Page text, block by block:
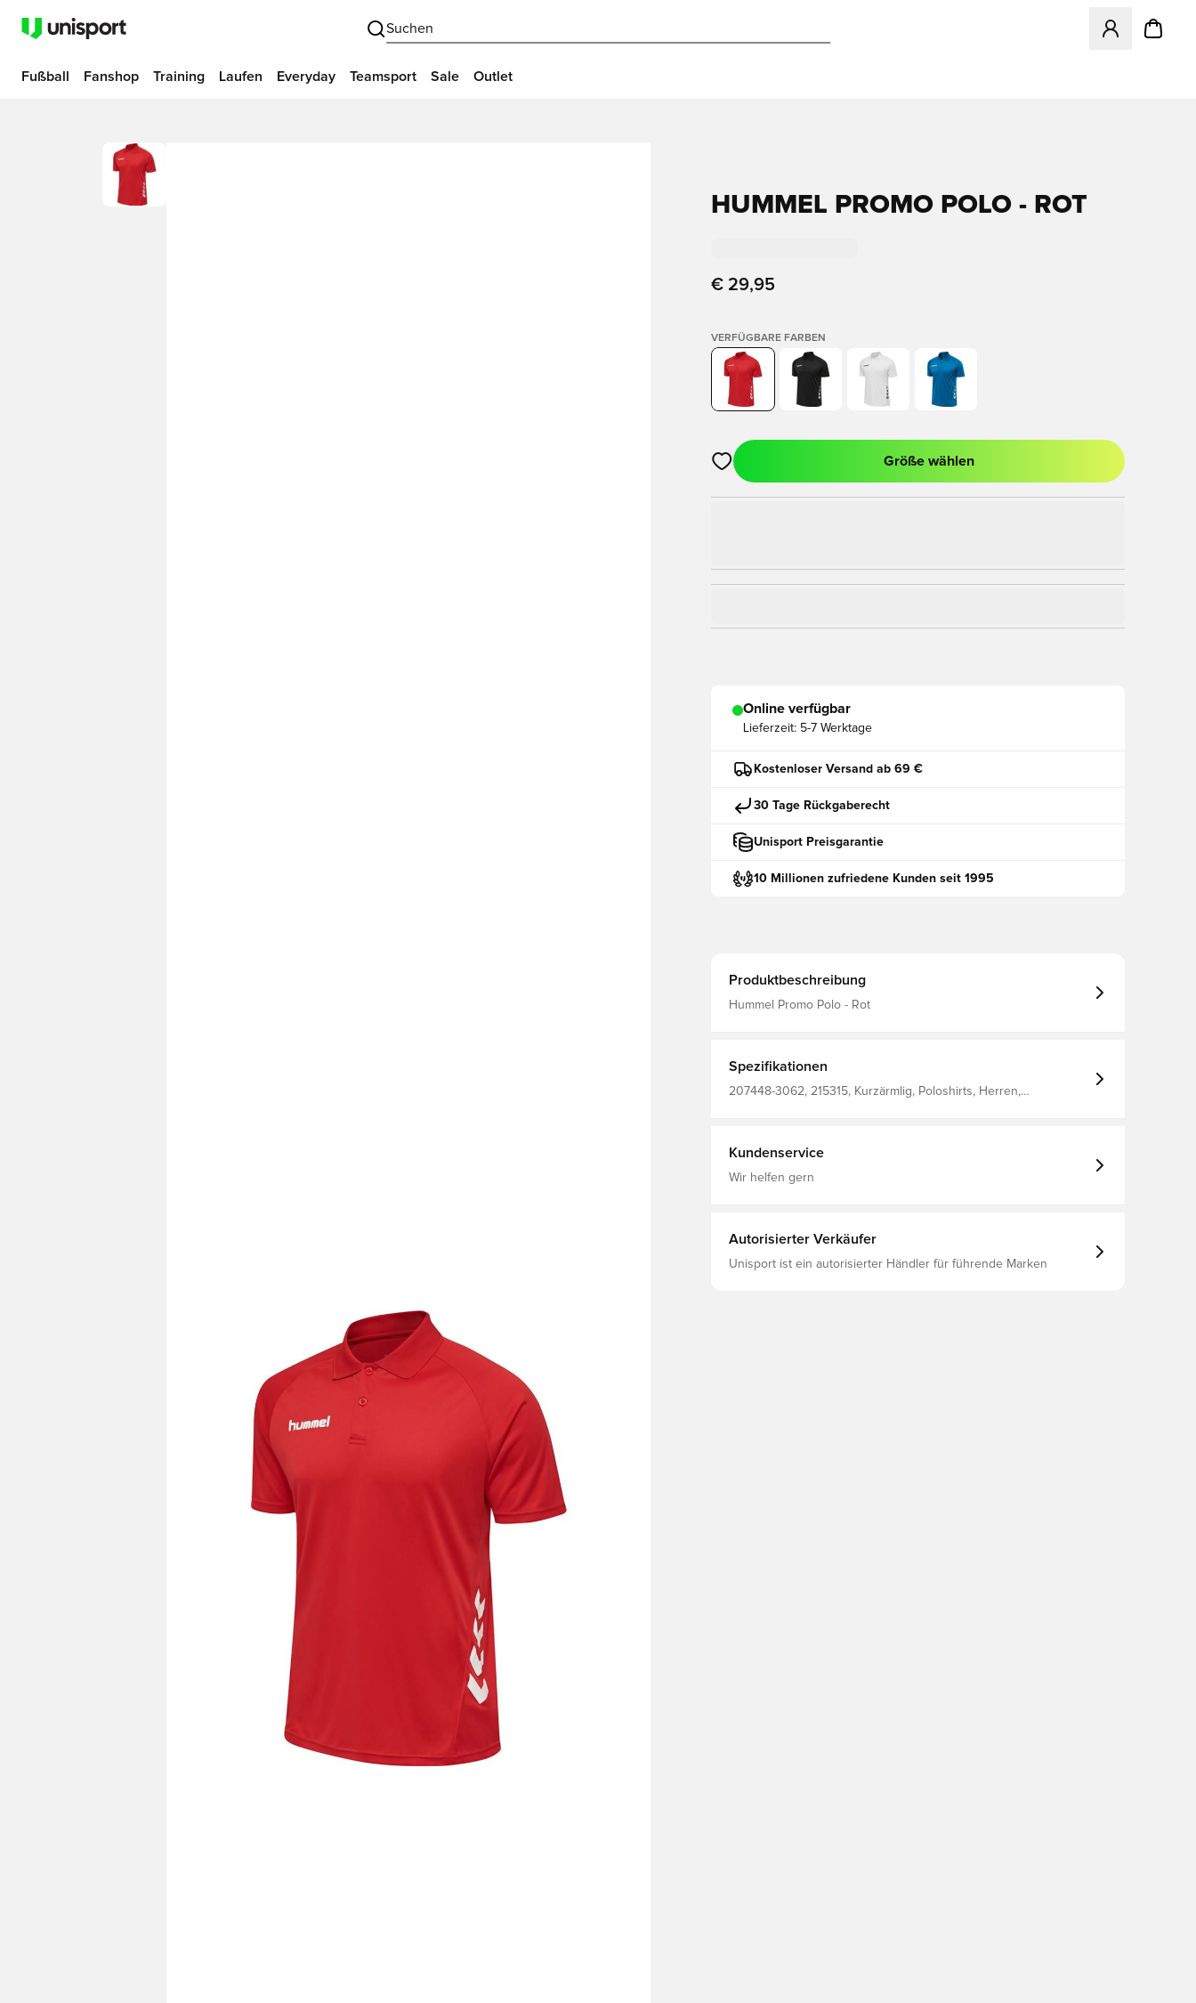
Suchen
Öffnet ein
Fußball Fanshop Training Laufen Everyday Teamsport Sale Outlet
HUMMEL PROMO POLO - ROT
€ 29,95
VERFÜGBARE FARBEN
Öffnet ein Fenster zum Anmelden oder Registrieren als Mitglied
Größe wählen
Online verfügbar
Lieferzeit: 5-7 Werktage
Kostenloser Versand ab 69 €
30 Tage Rückgaberecht
Unisport Preisgarantie
10 Millionen zufriedene Kunden seit 1995
Produktbeschreibung
Hummel Promo Polo - Rot
Spezifikationen
207448-3062, 215315, Kurzärmlig, Poloshirts, Herren,
Kundenservice
Wir helfen gern
Autorisierter Verkäufer
Unisport ist ein autorisierter Händler für führende Marken